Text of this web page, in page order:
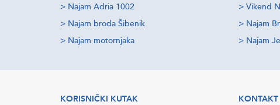
> Najam Adria 1002
> Najam broda Šibenik
> Najam motornjaka
> Vikend
> Najam
> Najam
KORISNIČKI KUTAK KONTAKT